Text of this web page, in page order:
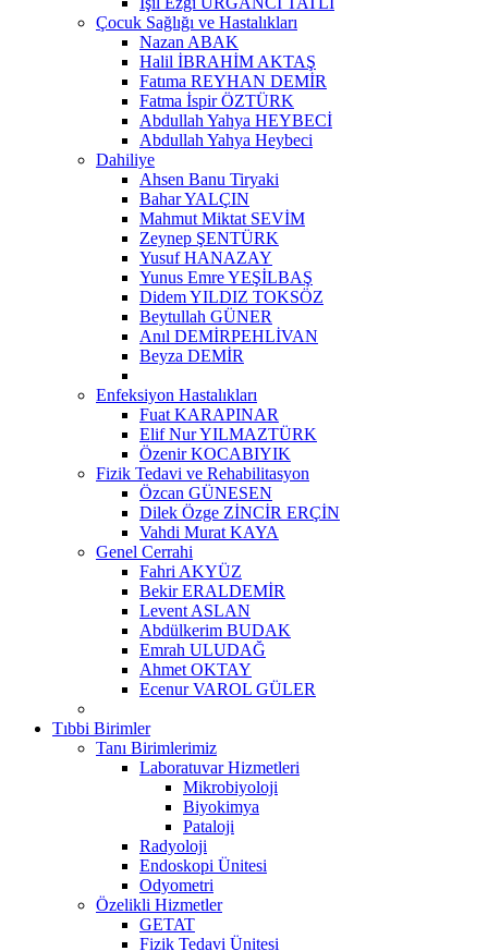
Çocuk Sağlığı ve Hastalıkları
Nazan ABAK
Halil İBRAHİM AKTAŞ
Fatıma REYHAN DEMİR
Fatma İspir ÖZTÜRK
Abdullah Yahya HEYBECİ
Abdullah Yahya Heybeci
Dahiliye
Ahsen Banu Tiryaki
Bahar YALÇIN
Mahmut Miktat SEVİM
Zeynep ŞENTÜRK
Yusuf HANAZAY
Yunus Emre YEŞİLBAŞ
Didem YILDIZ TOKSÖZ
Beytullah GÜNER
Anıl DEMİRPEHLİVAN
Beyza DEMİR
Enfeksiyon Hastalıkları
Fuat KARAPINAR
Elif Nur YILMAZTÜRK
Özenir KOCABIYIK
Fizik Tedavi ve Rehabilitasyon
Özcan GÜNESEN
Dilek Özge ZİNCİR ERÇİN
Vahdi Murat KAYA
Genel Cerrahi
Fahri AKYÜZ
Bekir ERALDEMİR
Levent ASLAN
Abdülkerim BUDAK
Emrah ULUDAĞ
Ahmet OKTAY
Ecenur VAROL GÜLER
Tıbbi Birimler
Tanı Birimlerimiz
Laboratuvar Hizmetleri
Mikrobiyoloji
Biyokimya
Pataloji
Radyoloji
Endoskopi Ünitesi
Odyometri
Özelikli Hizmetler
GETAT
Fizik Tedavi Ünitesi